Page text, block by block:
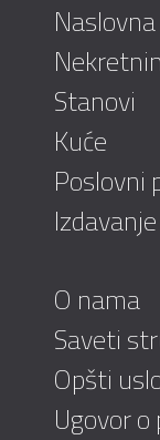
Naslovna
Stanovi
Kuće
Poslovni
Izdavanje
O nama
Saveti
Opšti
Ugovor